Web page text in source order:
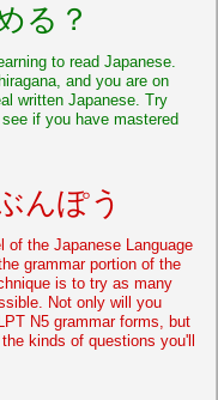
る？
to read Japanese.
and you are on
written Japanese. Try
if you have mastered
んぽう
the Japanese Language
grammar portion of the
is to try as many
Not only will you
N5 grammar forms, but
kinds of questions you'll